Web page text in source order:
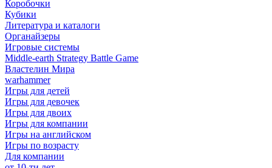
Коробочки
Кубики
Литература и каталоги
Органайзеры
Игровые системы
Middle-earth Strategy Battle Game
Властелин Мира
warhammer
Игры для детей
Игры для девочек
Игры для двоих
Игры для компании
Игры на английском
Игры по возрасту
Для компании